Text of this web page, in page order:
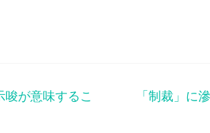
唆が意味するこ
「制裁」に